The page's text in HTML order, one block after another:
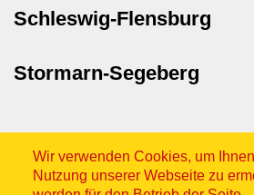
Schleswig-Flensburg
Stormarn-Segeberg
Wir verwenden Cookies, um
Nutzung unserer Webseite zu